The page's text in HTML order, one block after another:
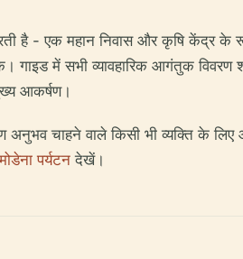
है - एक महान निवास और कृषि केंद्र के
गाइड में सभी व्यावहारिक आगंतुक
आकर्षण।
चाहने वाले किसी भी व्यक्ति के लिए
मोडेना पर्यटन देखें।